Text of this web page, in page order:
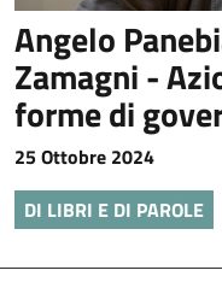
Angelo
Zamagni -
forme di
25 Ottobre 2024
DI LIBRI E DI PAROLE